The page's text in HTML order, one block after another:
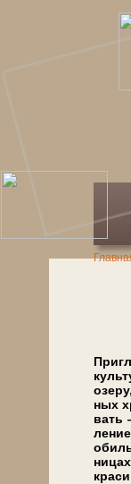
ных
вать